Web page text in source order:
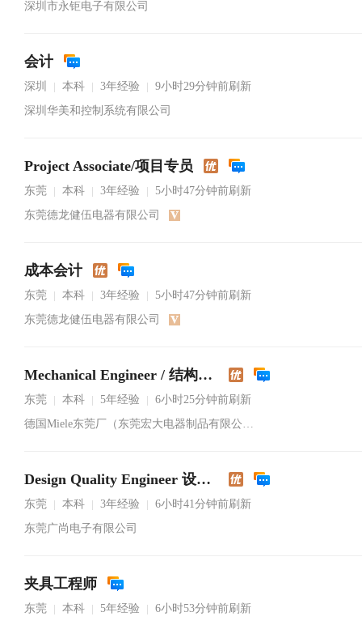
深圳市永钜电子有限公司
会计
深圳 本科 3年经验
9小时29分钟前刷新
深圳华美和控制系统有限公司
Project Associate/项目专员
东莞 本科 3年经验
5小时47分钟前刷新
东莞德龙健伍电器有限公司
成本会计
东莞 本科 3年经验
5小时47分钟前刷新
东莞德龙健伍电器有限公司
Mechanical Engineer / 结构工程师
东莞 本科 5年经验
6小时25分钟前刷新
德国Miele东莞厂（东莞宏大电器制品有限公司）
Design Quality Engineer 设计品质工程师
东莞 本科 3年经验
6小时41分钟前刷新
东莞广尚电子有限公司
夹具工程师
东莞 本科 5年经验
6小时53分钟前刷新